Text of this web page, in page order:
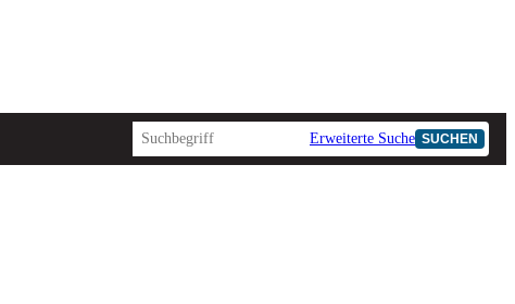
Erweiterte Suche SUCHEN